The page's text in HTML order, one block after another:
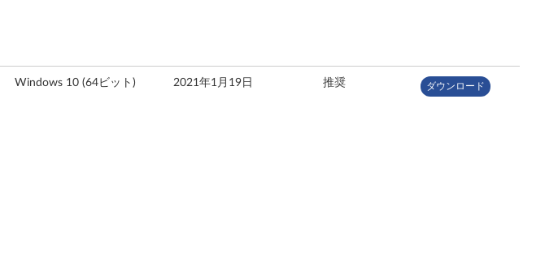
Windows 10 (64ビット) 2021年1月19日 推奨 ダウンロード